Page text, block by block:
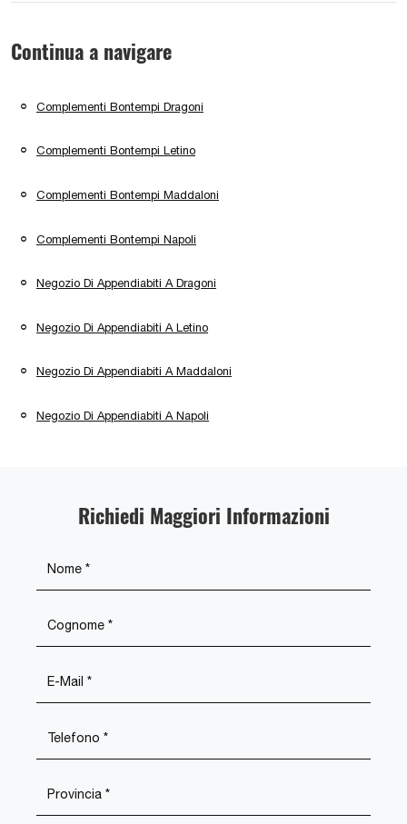
Continua a navigare
Complementi Bontempi Dragoni
Complementi Bontempi Letino
Complementi Bontempi Maddaloni
Complementi Bontempi Napoli
Negozio Di Appendiabiti A Dragoni
Negozio Di Appendiabiti A Letino
Negozio Di Appendiabiti A Maddaloni
Negozio Di Appendiabiti A Napoli
Richiedi Maggiori Informazioni